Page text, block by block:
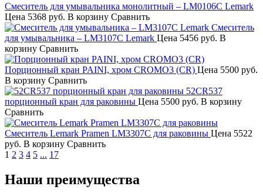
Смеситель для умывальника монолитный – LM0106C Lemark
Цена 5368 руб. В корзину Сравнить
Смеситель
для умывальника – LM3107C Lemark Цена 5456 руб. В
корзину Сравнить
Порционный кран PAINI, хром CROMO3 (CR) Цена 5500 руб.
В корзину Сравнить
52CR537
порционный кран для раковины Цена 5500 руб. В корзину
Сравнить
Смеситель Lemark Pramen LM3307C для раковины Цена 5522
руб. В корзину Сравнить
1 2 3 4 5 ... 17
Наши преимущества